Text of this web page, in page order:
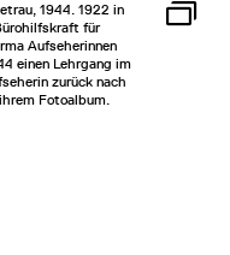
1944. 1922 in
für
Aufseherinnen
einen Lehrgang im
zurück nach
Fotoalbum.